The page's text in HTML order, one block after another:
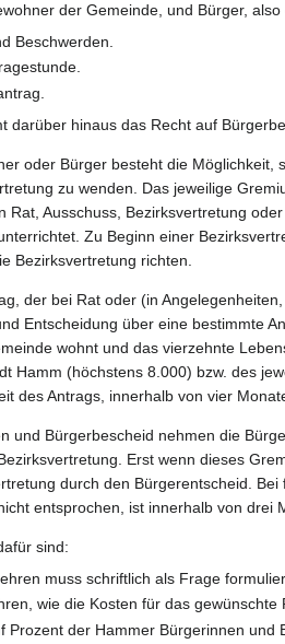
der Gemeinde, und Bürger,
Beschwerden.
darüber hinaus das Recht auf
oder Bürger besteht die
zu wenden. Das jeweilige
Rat, Ausschuss, Bezirksvertretung
Zu Beginn einer
Bezirksvertretung richten.
der bei Rat oder (in
Entscheidung über eine bestimmte
wohnt und das vierzehnte
Hamm (höchstens 8.000) bzw. des
des Antrags, innerhalb von vier
und Bürgerbescheid nehmen die
Erst wenn dieses
durch den Bürgerentscheid.
entsprochen, ist innerhalb von drei
sind:
muss schriftlich als Frage
wie die Kosten für das gewünschte
Prozent der Hammer Bürgerinnen